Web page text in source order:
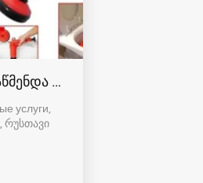
რუსთავში - 591004680
услуги,
რუსთავი